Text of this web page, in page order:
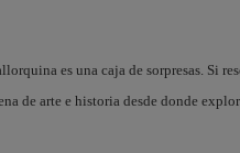
es una caja de sorpresas. Si
de arte e historia desde donde